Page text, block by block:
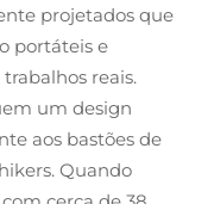
projetados que
portáteis e
reais.
um design
aos bastões de
Quando